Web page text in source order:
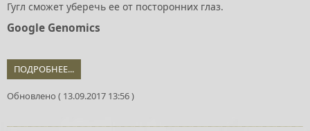
Гугл сможет уберечь ее от посторонних глаз.
Google Genomics
ПОДРОБНЕЕ...
Обновлено ( 13.09.2017 13:56 )